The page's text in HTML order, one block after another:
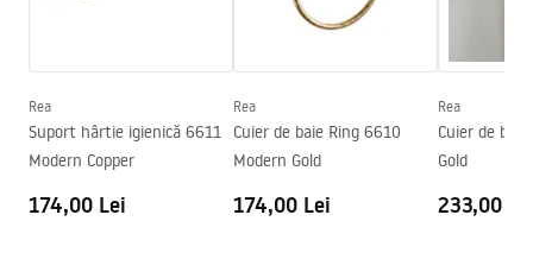
24 luni
Rea
Suport hârtie igienică 6611
Modern Copper
174,00 Lei
Rea
Cuier de baie Ring 6610
Modern Gold
174,00 Lei
Rea
Cuier de
Gold
233,00